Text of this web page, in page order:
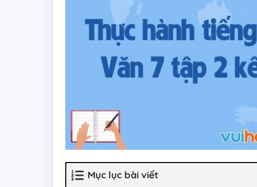
Mục lục bài viết